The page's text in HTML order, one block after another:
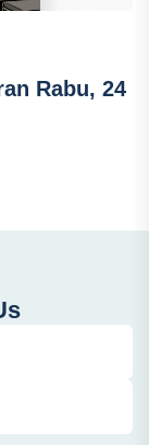
Rabu, 24